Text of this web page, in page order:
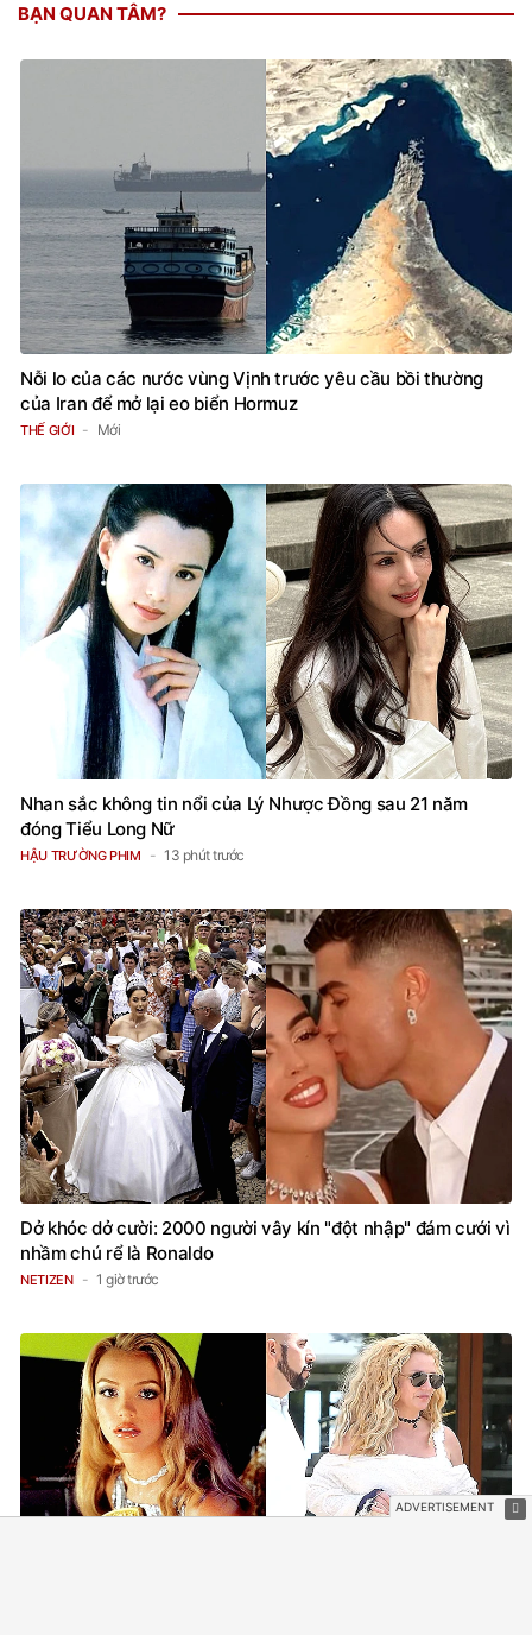
BẠN QUAN TÂM?
Nỗi lo của các nước vùng Vịnh trước yêu cầu bồi thường
của Iran để mở lại eo biển Hormuz
THẾ GIỚI Mới
Nhan sắc không tin nổi của Lý Nhược Đồng sau 21 năm
đóng Tiểu Long Nữ
HẬU TRƯỜNG PHIM 13 phút trước
Dở khóc dở cười: 2000 người vây kín "đột nhập" đám cưới vì
nhầm chú rể là Ronaldo
NETIZEN 1 giờ trước